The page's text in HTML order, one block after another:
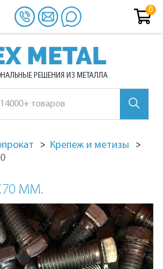
METAL
РЕШЕНИЯ ИЗ МЕТАЛЛА
Крепеж и метизы
ММ.